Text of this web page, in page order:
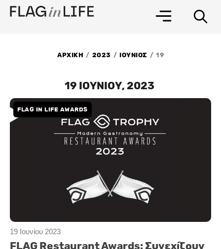
Μετάβαση
στο
ΑΡΧΙΚΗ / 2023 / ΙΟΥΝΙΟΣ / 19
19 ΙΟΥΝΙΟΥ, 2023
19 Ιουνίου 2023
FLAG IN LIFE AWARDS
FLAG Restaurant Awards: Συνεχίζουν